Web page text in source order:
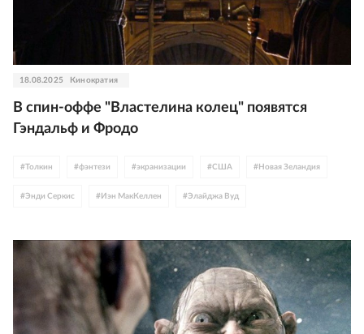
18.08.2025 Кинократия
В спин-оффе "Властелина колец" появятся
Гэндальф и Фродо
#Толкин #фэнтези #экранизации #США # Новая Зеландия
#Энди Серкис # Иэн МакКеллен #Элайджа Вуд